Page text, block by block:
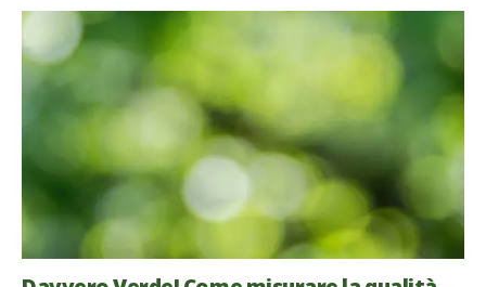
per questo è importante che ognuno di noi faccia la sua parte
per provare a cambiare in meglio. Ora che sei cresciuto ed
indipendente, […]